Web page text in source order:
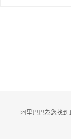
阿里巴巴為您找